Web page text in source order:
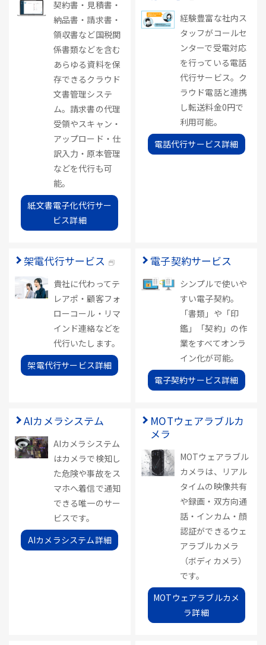
契約書・見積書・
納品書・請求書・
領収書など国税関
係書類などを含む
あらゆる資料を保
存できるクラウド
文書管理システ
ム。請求書の代理
受領やスキャン・
アップロード・仕
訳入力・原本管理
などを代行も可
能。
紙文書電子化代行サー
ビス詳細
経験豊富な社内ス
タッフがコールセ
ンターで受電対応
を行っている電話
代行サービス。ク
ラウド電話と連携
し転送料金0円で
利用可能。
電話代行サービス詳細
架電代行サービス
貴社に代わってテ
レアポ・顧客フォ
ローコール・リマ
インド連絡などを
代行いたします。
架電代行サービス詳細
電子契約サービス
シンプルで使いや
すい電子契約。
「書類」や「印
鑑」「契約」の作
業をすべてオンラ
イン化が可能。
電子契約サービス詳細
AIカメラシステム
AIカメラシステム
はカメラで検知し
た危険や事故をス
マホへ着信で通知
できる唯一のサー
ビスです。
AIカメラシステム詳細
MOTウェアラブルカ
メラ
MOTウェアラブル
カメラは、リアル
タイムの映像共有
や録画・双方向通
話・インカム・顔
認証ができるウェ
アラブルカメラ
（ボディカメラ）
です。
MOTウェアラブルカメ
ラ詳細